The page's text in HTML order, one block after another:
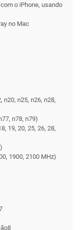
o iPhone, usando
no Mac
n20, n25, n26, n28,
n78, n79)
19, 20, 25, 26, 28,
1900, 2100 MHz)